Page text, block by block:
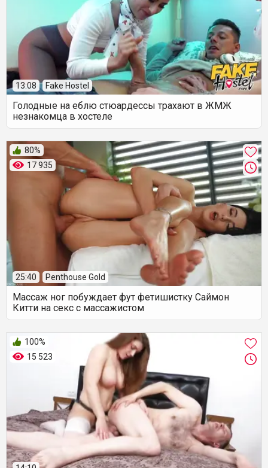
13:08 Fake Hostel
Голодные на еблю стюардессы трахают в ЖМЖ
незнакомца в хостеле
17 935
80%
25:40 Penthouse Gold
Массаж ног побуждает фут фетишистку Саймон
Китти на секс с массажистом
15 523
100%